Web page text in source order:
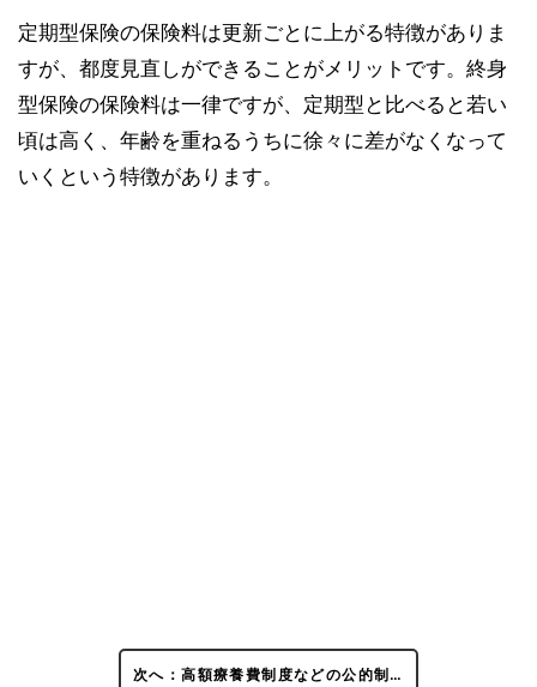
定期型保険の保険料は更新ごとに上がる特徴がありま
すが、都度見直しができることがメリットです。終身
型保険の保険料は一律ですが、定期型と比べると若い
頃は高く、年齢を重ねるうちに徐々に差がなくなって
いくという特徴があります。
次へ：高額療養費制度などの公的制…